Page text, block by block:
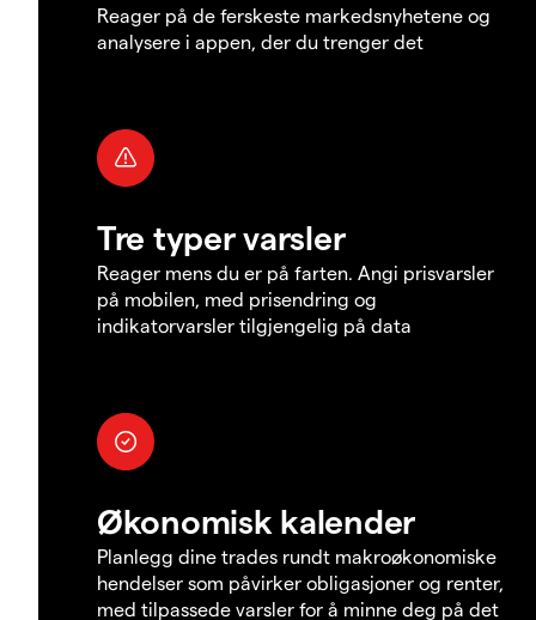
Reager på de ferskeste markedsnyhetene og
analysere i appen, der du trenger det
Tre typer varsler
Reager mens du er på farten. Angi prisvarsler
på mobilen, med prisendring og
indikatorvarsler tilgjengelig på data
Økonomisk kalender
Planlegg dine trades rundt makroøkonomiske
hendelser som påvirker obligasjoner og renter,
med tilpassede varsler for å minne deg på det